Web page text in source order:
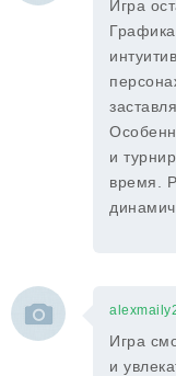
Игра
и
время.
Игра
и